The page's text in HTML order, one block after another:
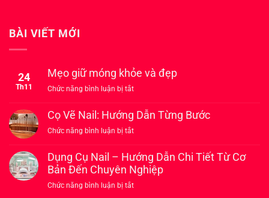
BÀI VIẾT MỚI
24
Th11
Mẹo giữ móng khỏe và đẹp
Chức năng bình luận bị tắtở
giữ
khỏe
đẹp
Cọ Vẽ Nail: Hướng Dẫn Từng Bước
Chức năng bình luận bị tắtở
Vẽ
Nail:
Hướng
Dẫn
Dụng Cụ Nail – Hướng Dẫn Chi Tiết Từ Cơ
Bản Đến Chuyên Nghiệp
Chức năng bình luận bị tắtở